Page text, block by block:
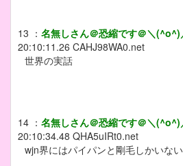
13 ： 名無しさん＠恐縮です＠＼(^o^)
20:10:11.26 CAHJ98WA0.net
世界の実話
14 ： 名無しさん＠恐縮です＠＼(^o^)
20:10:34.48 QHA5uIRt0.net
wjn界にはパイパンと剛毛しかいな